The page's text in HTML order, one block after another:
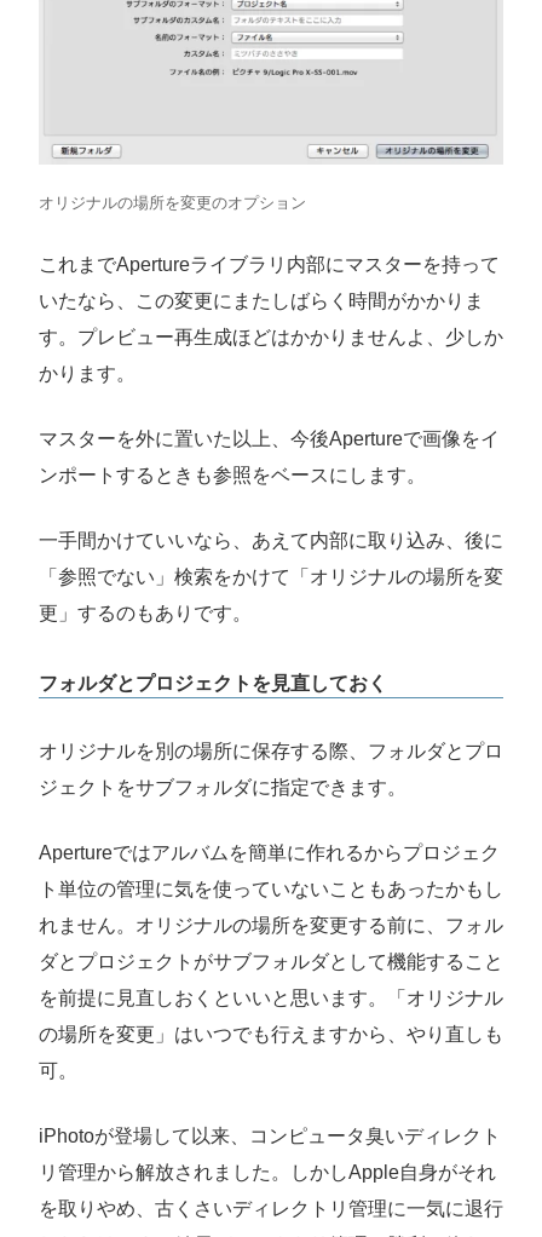
オリジナルの場所を変更のオプション
これまでApertureライブラリ内部にマスターを持って
いたなら、この変更にまたしばらく時間がかかりま
す。プレビュー再生成ほどはかかりませんよ、少しか
かります。
マスターを外に置いた以上、今後Apertureで画像をイ
ンポートするときも参照をベースにします。
一手間かけていいなら、あえて内部に取り込み、後に
「参照でない」検索をかけて「オリジナルの場所を変
更」するのもありです。
フォルダとプロジェクトを見直しておく
オリジナルを別の場所に保存する際、フォルダとプロ
ジェクトをサブフォルダに指定できます。
Apertureではアルバムを簡単に作れるからプロジェク
ト単位の管理に気を使っていないこともあったかもし
れません。オリジナルの場所を変更する前に、フォル
ダとプロジェクトがサブフォルダとして機能すること
を前提に見直しおくといいと思います。「オリジナル
の場所を変更」はいつでも行えますから、やり直しも
可。
iPhotoが登場して以来、コンピュータ臭いディレクト
リ管理から解放されました。しかしApple自身がそれ
を取りやめ、古くさいディレクトリ管理に一気に退行